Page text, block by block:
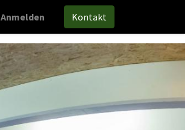
Anmelden Kontakt